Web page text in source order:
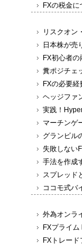
FXの税金に
リスクオン
日本株が売
FX初心者の
糞ポジチェ
FXの必要経
ヘッジファ
実践！
マーチンゲ
グランビル
失敗しない
手法を作成
スプレッド
ココモ式バ
外為オンラ
FXプライム
FXトレー